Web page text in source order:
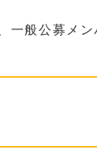
一般公募メ